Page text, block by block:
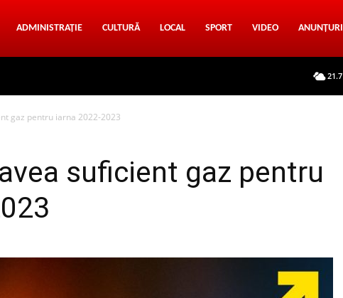
ADMINISTRAȚIE CULTURĂ LOCAL SPORT VIDEO ANUNȚURI
21.7
gaz pentru iarna 2022-2023
suficient gaz pentru